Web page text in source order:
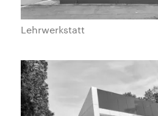
Lehrwerkstatt